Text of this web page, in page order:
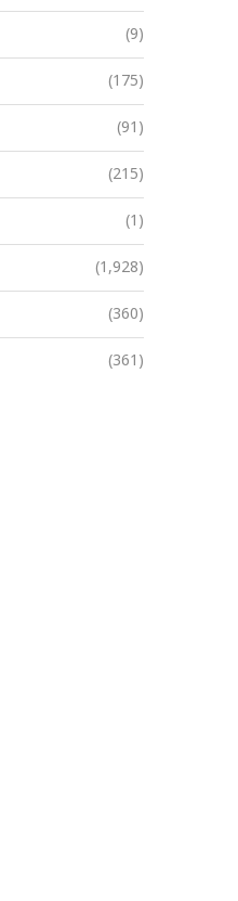
(9)
(175)
(91)
(215)
(1)
(1,928)
(360)
(361)